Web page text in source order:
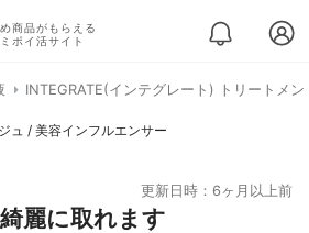
商品がもらえる
ポイ活サイト
INTEGRATE(インテグレート) トリートメ
ュ / 美容インフルエンサー
更新日時：6ヶ月以上前
麗に取れます